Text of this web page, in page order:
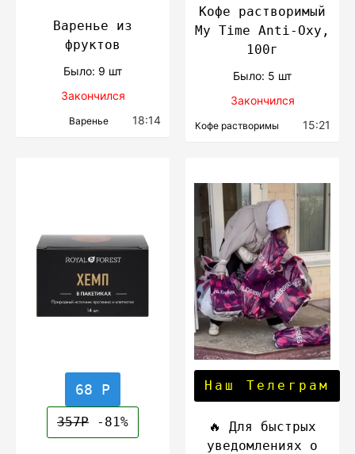
Варенье из
фруктов
Было: 9 шт
Закончился
Варенье 18:14
Кофе растворимый
My Time Anti-Oxy,
100г
Было: 5 шт
Закончился
Кофе растворимы 15:21
68 Р
357Р -81%
Наш Телеграм
🔥 Для быстрых
уведомлениях о